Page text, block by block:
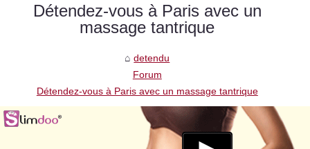
Détendez-vous à Paris avec un
massage tantrique
detendu
Forum
Détendez-vous à Paris avec un massage tantrique